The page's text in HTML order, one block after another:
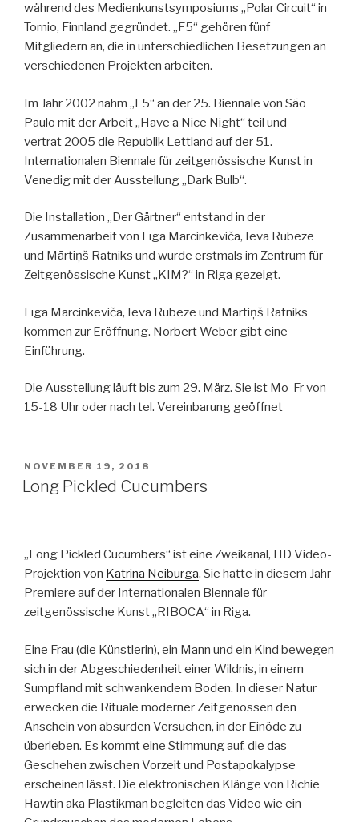
während des Medienkunstsymposiums „Polar Circuit“ in
Tornio, Finnland gegründet. „F5“ gehören fünf
Mitgliedern an, die in unterschiedlichen Besetzungen an
verschiedenen Projekten arbeiten.
Im Jahr 2002 nahm „F5“ an der 25. Biennale von São
Paulo mit der Arbeit „Have a Nice Night“ teil und
vertrat 2005 die Republik Lettland auf der 51.
Internationalen Biennale für zeitgenössische Kunst in
Venedig mit der Ausstellung „Dark Bulb“.
Die Installation „Der Gärtner“ entstand in der
Zusammenarbeit von Līga Marcinkeviča, Ieva Rubeze
und Mārtiņš Ratniks und wurde erstmals im Zentrum für
Zeitgenössische Kunst „KIM?“ in Riga gezeigt.
Līga Marcinkeviča, Ieva Rubeze und Mārtiņš Ratniks
kommen zur Eröffnung. Norbert Weber gibt eine
Einführung.
Die Ausstellung läuft bis zum 29. März. Sie ist Mo-Fr von
15-18 Uhr oder nach tel. Vereinbarung geöffnet
VERÖFFENTLICHT
AM
NOVEMBER 19, 2018
Long Pickled Cucumbers
„Long Pickled Cucumbers“ ist eine Zweikanal, HD Video-
Projektion von Katrina Neiburga. Sie hatte in diesem Jahr
Premiere auf der Internationalen Biennale für
zeitgenössische Kunst „RIBOCA“ in Riga.
Eine Frau (die Künstlerin), ein Mann und ein Kind bewegen
sich in der Abgeschiedenheit einer Wildnis, in einem
Sumpfland mit schwankendem Boden. In dieser Natur
erwecken die Rituale moderner Zeitgenossen den
Anschein von absurden Versuchen, in der Einöde zu
überleben. Es kommt eine Stimmung auf, die das
Geschehen zwischen Vorzeit und Postapokalypse
erscheinen lässt. Die elektronischen Klänge von Richie
Hawtin aka Plastikman begleiten das Video wie ein